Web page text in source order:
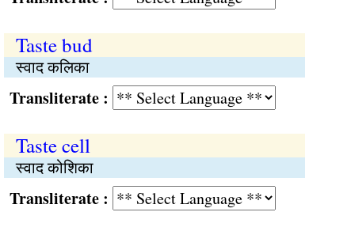
Taste bud
स्वाद कलिका
:
Taste cell
स्वाद कोशिका
: